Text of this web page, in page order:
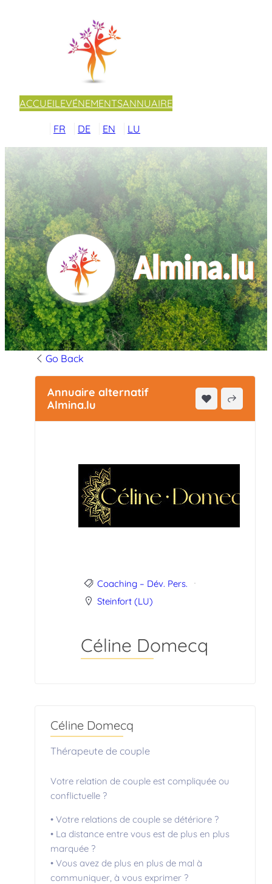
ACCUEILEVÉNEMENTSANNUAIRE
FR DE EN LU
Go Back
Annuaire alternatif
Almina.lu
Coaching – Dév. Pers.
Steinfort (LU)
Céline Domecq
Céline Domecq
Thérapeute de couple
Votre relation de couple est compliquée ou
conflictuelle ?
• Votre relations de couple se détériore ?
• La distance entre vous est de plus en plus
marquée ?
• Vous avez de plus en plus de mal à
communiquer, à vous exprimer ?